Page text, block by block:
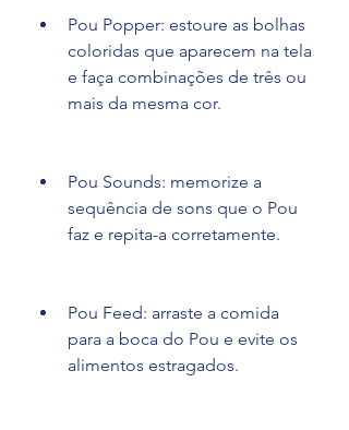
Pou Popper: estoure as bolhas
coloridas que aparecem na tela
e faça combinações de três ou
mais da mesma cor.
Pou Sounds: memorize a
sequência de sons que o Pou
faz e repita-a corretamente.
Pou Feed: arraste a comida
para a boca do Pou e evite os
alimentos estragados.